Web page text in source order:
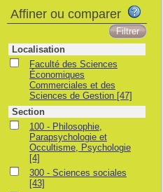
Affiner ou comparer
Localisation
Faculté des Sciences
Économiques
Commerciales et des
Sciences de Gestion [47]
Section
100 - Philosophie,
Parapsychologie et
Occultisme, Psychologie
[4]
300 - Sciences sociales
[43]